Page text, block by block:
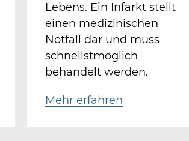
Lebens. Ein Infarkt stellt
einen medizinischen
Notfall dar und muss
schnellstmöglich
behandelt werden.
Mehr erfahren